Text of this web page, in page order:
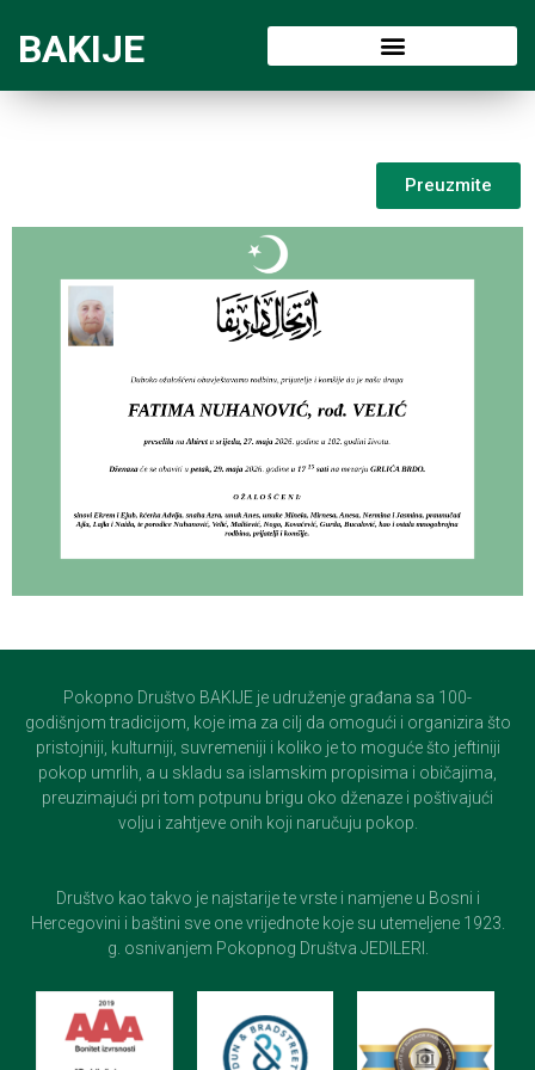
BAKIJE
Preuzmite
Pokopno Društvo BAKIJE je udruženje građana sa 100-
godišnjom tradicijom, koje ima za cilj da omogući i organizira što
pristojniji, kulturniji, suvremeniji i koliko je to moguće što jeftiniji
pokop umrlih, a u skladu sa islamskim propisima i običajima,
preuzimajući pri tom potpunu brigu oko dženaze i poštivajući
volju i zahtjeve onih koji naručuju pokop.
Društvo kao takvo je najstarije te vrste i namjene u Bosni i
Hercegovini i baštini sve one vrijednote koje su utemeljene 1923.
g. osnivanjem Pokopnog Društva JEDILERI.